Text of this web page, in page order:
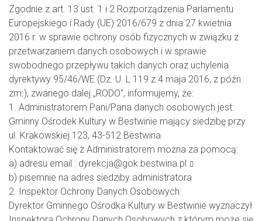
Zgodnie z art. 13 ust. 1 i 2 Rozporządzenia Parlamentu
Europejskiego i Rady (UE) 2016/679 z dnia 27 kwietnia
2016 r. w sprawie ochrony osób fizycznych w związku z
przetwarzaniem danych osobowych i w sprawie
swobodnego przepływu takich danych oraz uchylenia
dyrektywy 95/46/WE (Dz. U. L 119 z 4 maja 2016, z późn.
zm.), zwanego dalej „RODO”, informujemy, że:
1. Administratorem Pani/Pana danych osobowych jest:
Gminny Ośrodek Kultury w Bestwinie mający siedzibę przy
ul. Krakowskiej 123, 43-512 Bestwina
Kontaktować się z Administratorem można za pomocą:
a) adresu email : dyrekcja@gok.bestwina.pl
b) pisemnie na adres siedziby administratora
2. Inspektor Ochrony Danych Osobowych:
Dyrektor Gminnego Ośrodka Kultury w Bestwinie wyznaczył